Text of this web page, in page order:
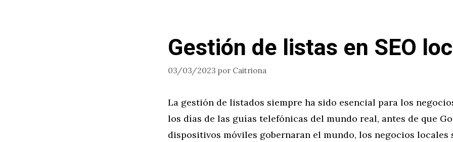
Gestión de listas en SEO
03/03/2023 por Caitriona
La gestión de listados siempre ha sido esencial para los
los días de las guías telefónicas del mundo real, antes de que
dispositivos móviles gobernaran el mundo, los negocios locales